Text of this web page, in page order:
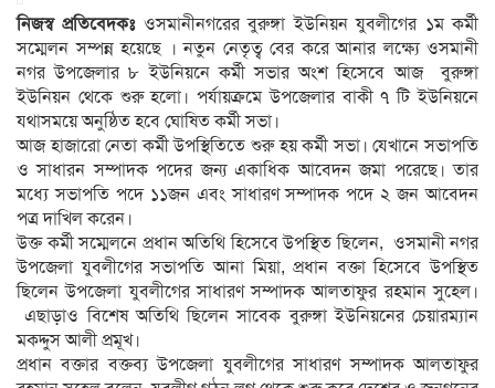
নিজস্ব প্রতিবেদকঃওসমানীনগরের বুরুঙ্গা ইউনিয়ন যুবলীগের ১ম কর্মী
সম্মেলন সম্পন্ন হয়েছে । নতুন নেতৃত্ব বের করে আনার লক্ষ্যে ওসমানী
নগর উপজেলার ৮ ইউনিয়নে কর্মী সভার অংশ হিসেবে আজ বুরুঙ্গা
ইউনিয়ন থেকে শুরু হলো। পর্যায়ক্রমে উপজেলার বাকী ৭ টি ইউনিয়নে
যথাসময়ে অনুষ্ঠিত হবে ঘোষিত কর্মী সভা।
আজ হাজারো নেতা কর্মী উপস্থিতিতে শুরু হয় কর্মী সভা। যেখানে সভাপতি
ও সাধারন সম্পাদক পদের জন্য একাধিক আবেদন জমা পরেছে। তার
মধ্যে সভাপতি পদে ১১জন এবং সাধারণ সম্পাদক পদে ২ জন আবেদন
পত্র দাখিল করেন।
উক্ত কর্মী সম্মেলনে প্রধান অতিথি হিসেবে উপস্থিত ছিলেন, ওসমানী নগর
উপজেলা যুবলীগের সভাপতি আনা মিয়া, প্রধান বক্তা হিসেবে উপস্থিত
ছিলেন উপজেলা যুবলীগের সাধারণ সম্পাদক আলতাফুর রহমান সুহেল।
এছাড়াও বিশেষ অতিথি ছিলেন সাবেক বুরুঙ্গা ইউনিয়নের চেয়ারম্যান
মকদ্দুস আলী প্রমূখ।
প্রধান বক্তার বক্তব্য উপজেলা যুবলীগের সাধারণ সম্পাদক আলতাফুর